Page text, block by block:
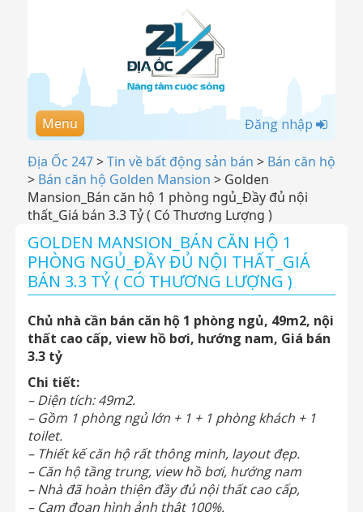
Menu Đăng nhập
Địa Ốc 247>Tin về bất động sản bán > Bán căn hộ
> Bán căn hộ Golden Mansion > Golden
Mansion_Bán căn hộ 1 phòng ngủ_Đầy đủ nội
thất_Giá bán 3.3 Tỷ ( Có Thương Lượng )
GOLDEN MANSION_BÁN CĂN HỘ 1
PHÒNG NGỦ_ĐẦY ĐỦ NỘI THẤT_GIÁ
BÁN 3.3 TỶ ( CÓ THƯƠNG LƯỢNG )
Chủ nhà cần bán căn hộ 1 phòng ngủ, 49m2, nội
thất cao cấp, view hồ bơi, hướng nam, Giá bán
3.3 tỷ
Chi tiết:
– Diện tích: 49m2.
– Gồm 1 phòng ngủ lớn + 1 + 1 phòng khách + 1
toilet.
– Thiết kế căn hộ rất thông minh, layout đẹp.
– Căn hộ tầng trung, view hồ bơi, hướng nam
– Nhà đã hoàn thiện đầy đủ nội thất cao cấp,
– Cam đoan hình ảnh thật 100%.